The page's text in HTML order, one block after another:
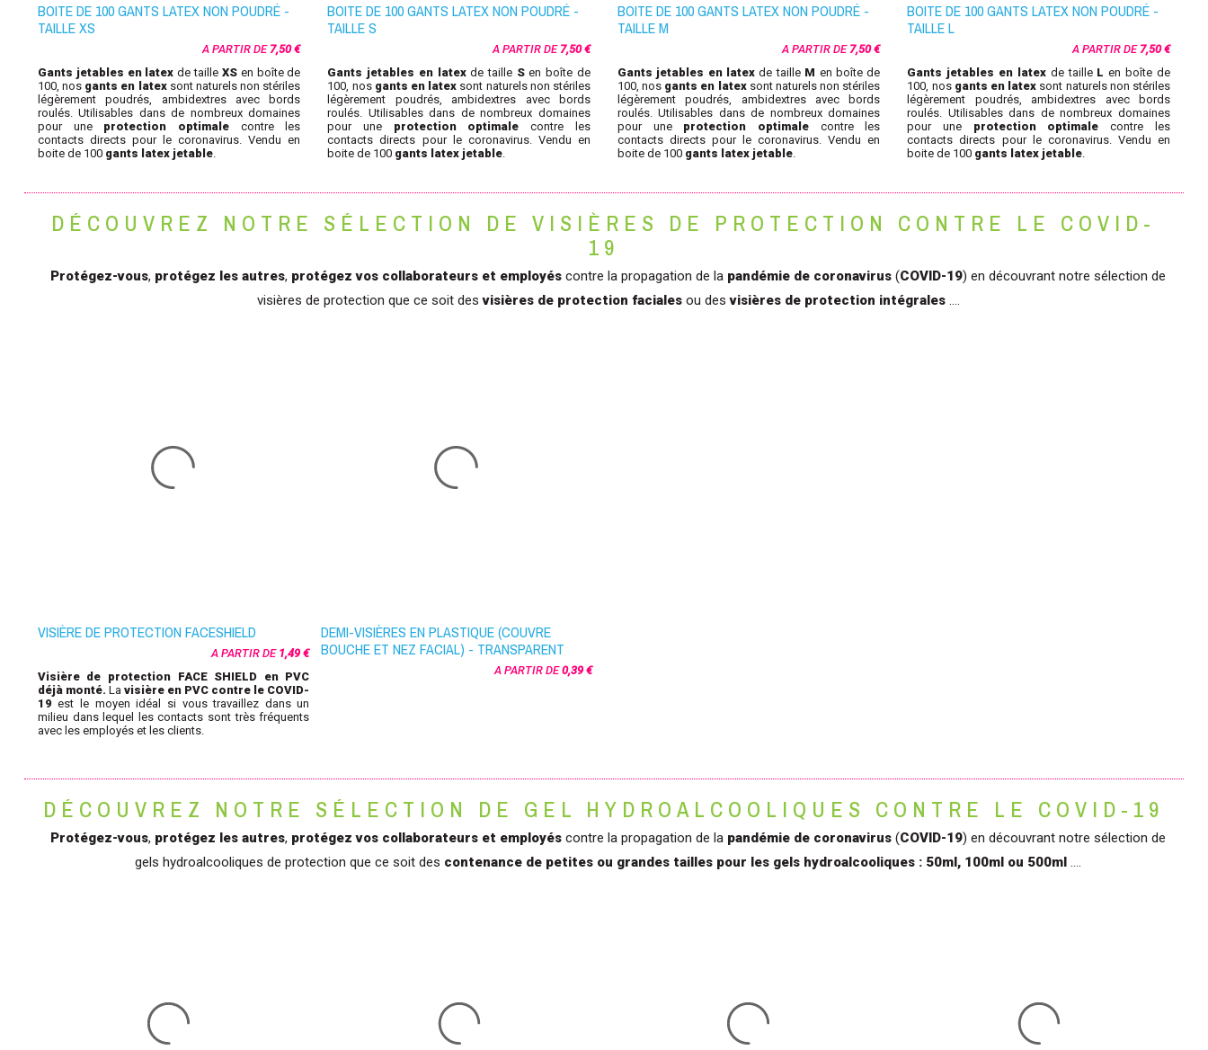
BOITE DE 100 GANTS LATEX NON POUDRÉ -
TAILLE XS
A PARTIR DE7,50 €
Gants jetables en latex de taille XSen boîte de
100, nos gants en latexsont naturels non stériles
légèrement poudrés, ambidextres avec bords
roulés. Utilisables dans de nombreux domaines
pour une protection optimalecontre les
contacts directs pour le coronavirus. Vendu en
boite de 100 gants latex jetable.
BOITE DE 100 GANTS LATEX NON POUDRÉ -
TAILLE S
A PARTIR DE7,50 €
Gants jetables en latexde taille Sen boîte de
100, nos gants en latex sont naturels non stériles
légèrement poudrés, ambidextres avec bords
roulés. Utilisables dans de nombreux domaines
pour une protection optimale contre les
contacts directs pour le coronavirus. Vendu en
boite de 100 gants latex jetable.
BOITE DE 100 GANTS LATEX NON POUDRÉ -
TAILLE M
A PARTIR DE7,50 €
Gants jetables en latex de taille M en boîte de
100, nos gants en latexsont naturels non stériles
légèrement poudrés, ambidextres avec bords
roulés. Utilisables dans de nombreux domaines
pour une protection optimalecontre les
contacts directs pour le coronavirus. Vendu en
boite de 100 gants latex jetable.
BOITE DE 100 GANTS LATEX NON POUDRÉ -
TAILLE L
A PARTIR DE7,50 €
Gants jetables en latexde taille L en boîte de
100, nos gants en latex sont naturels non stériles
légèrement poudrés, ambidextres avec bords
roulés. Utilisables dans de nombreux domaines
pour une protection optimale contre les
contacts directs pour le coronavirus. Vendu en
boite de 100 gants latex jetable.
DÉCOUVREZ NOTRE SÉLECTION DE VISIÈRES DE PROTECTION CONTRE LE COVID-
19
Protégez-vous, protégez les autres, protégez vos collaborateurs et employés contre la propagation de la pandémie de coronavirus (COVID-19) en découvrant notre sélection de
visières de protection que ce soit desvisières de protection facialesou desvisières de protection intégrales....
VISIÈRE DE PROTECTION FACESHIELD
A PARTIR DE 1,49 €
Visière de protection FACE SHIELD en PVC
déjà monté. Lavisière en PVC contre le COVID-
19est le moyen idéal si vous travaillez dans un
milieu dans lequel les contacts sont très fréquents
avec les employés et les clients.
DEMI-VISIÈRES EN PLASTIQUE (COUVRE
BOUCHE ET NEZ FACIAL) - TRANSPARENT
A PARTIR DE0,39 €
DÉCOUVREZ NOTRE SÉLECTION DE GEL HYDROALCOOLIQUES CONTRE LE COVID-19
Protégez-vous, protégez les autres, protégez vos collaborateurs et employés contre la propagation de la pandémie de coronavirus (COVID-19) en découvrant notre sélection de
gels hydroalcooliques de protection que ce soit des contenance de petites ou grandes tailles pour les gels hydroalcooliques : 50ml, 100ml ou 500ml ....